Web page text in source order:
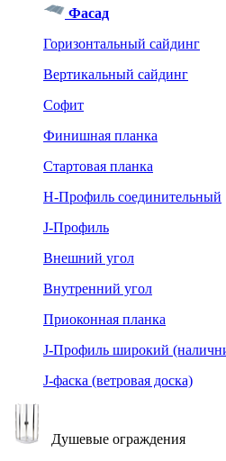
Фасад
Горизонтальный сайдинг
Вертикальный сайдинг
Софит
Финишная планка
Стартовая планка
Н-Профиль соединительный
J-Профиль
Внешний угол
Внутренний угол
Приоконная планка
J-Профиль широкий
J-фаска (ветровая доска)
Душевые ограждения